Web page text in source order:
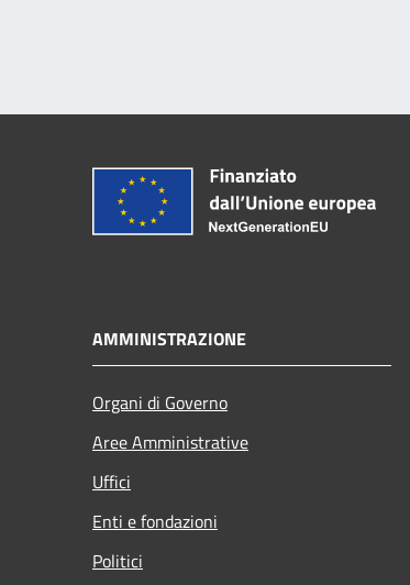
AMMINISTRAZIONE
Organi di Governo
Aree Amministrative
Uffici
Enti e fondazioni
Politici